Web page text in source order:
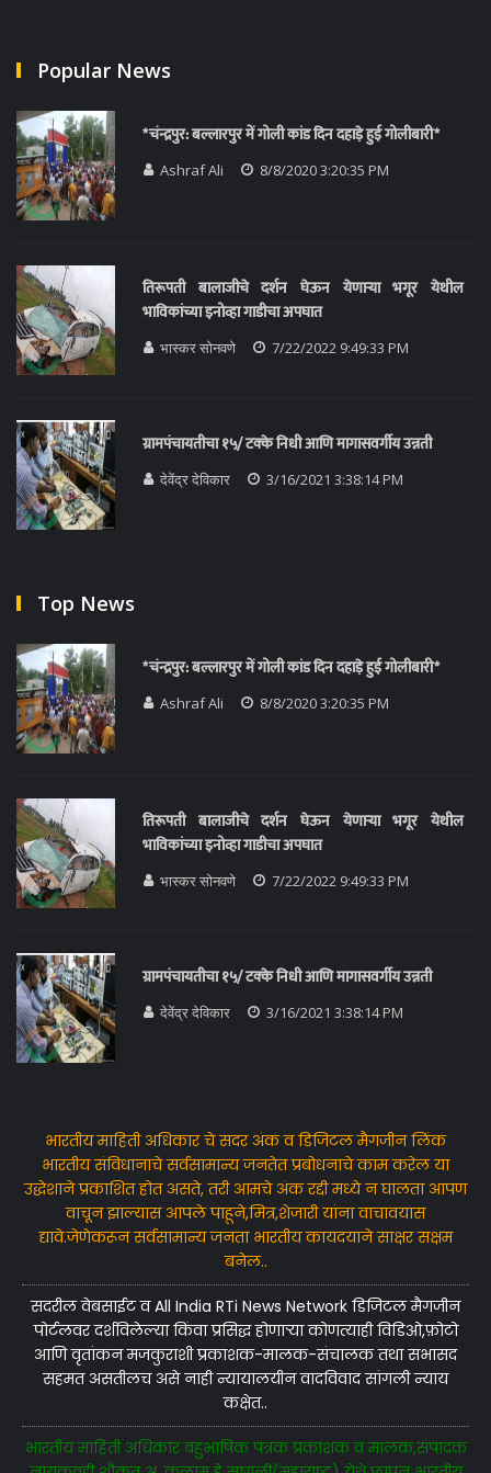
Popular News
*चंन्द्रपुर: बल्लारपुर में गोली कांड दिन दहाड़े हुई गोलीबारी*
Ashraf Ali 8/8/2020 3:20:35 PM
तिरूपती बालाजीचे दर्शन घेऊन येणाऱ्या भगूर येथील
भाविकांच्या इनोव्हा गाडीचा अपघात
भास्कर सोनवणे 7/22/2022 9:49:33 PM
ग्रामपंचायतीचा १५/ टक्के निधी आणि मागासवर्गीय उन्नती
देवेंद्र देविकार 3/16/2021 3:38:14 PM
Top News
*चंन्द्रपुर: बल्लारपुर में गोली कांड दिन दहाड़े हुई गोलीबारी*
Ashraf Ali 8/8/2020 3:20:35 PM
तिरूपती बालाजीचे दर्शन घेऊन येणाऱ्या भगूर येथील
भाविकांच्या इनोव्हा गाडीचा अपघात
भास्कर सोनवणे 7/22/2022 9:49:33 PM
ग्रामपंचायतीचा १५/ टक्के निधी आणि मागासवर्गीय उन्नती
देवेंद्र देविकार 3/16/2021 3:38:14 PM
भारतीय माहिती अधिकार चे सदर अंक व डिजिटल मैगजीन लिंक
भारतीय संविधानाचे सर्वसामान्य जनतेत प्रबोधनाचे काम करेल या
उद्धेशाने प्रकाशित होत असते, तरी आमचे अंक रद्दी मध्ये न घालता आपण
वाचून झाल्यास आपले पाहूने,मित्र,शेजारी यांना वाचावयास
द्यावे.जेणेकरून सर्वसामान्य जनता भारतीय कायदयाने साक्षर सक्षम
बनेल..
सदरील वेबसाईट व All India RTi News Network डिजिटल मैगजीन
पोर्टलवर दर्शविलेल्या किंवा प्रसिद्ध होणाऱ्या कोणत्याही विडिओ,फ़ोटो
आणि वृतांकन मजकुराशी प्रकाशक-मालक-संचालक तथा सभासद
सहमत असतीलच असे नाही न्यायालयीन वादविवाद सांगली न्याय
कक्षेत..
भारतीय माहिती अधिकार बहुभाषिक पत्रक प्रकाशक व मालक,संपादक